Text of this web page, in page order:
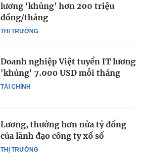
THỊ TRƯỜNG
lương 'khủng' hơn 200 triệu
đồng/tháng
TÀI CHÍNH
Doanh nghiệp Việt tuyển IT lương
'khủng' 7.000 USD mỗi tháng
THỊ TRƯỜNG
Lương, thưởng hơn nửa tỷ đồng
của lãnh đạo công ty xổ số